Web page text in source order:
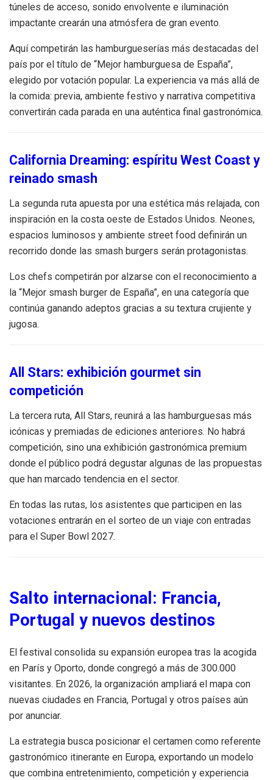
túneles de acceso, sonido envolvente e iluminación
impactante crearán una atmósfera de gran evento.
Aquí competirán las hamburgueserías más destacadas del
país por el título de “Mejor hamburguesa de España”,
elegido por votación popular. La experiencia va más allá de
la comida: previa, ambiente festivo y narrativa competitiva
convertirán cada parada en una auténtica final gastronómica.
California Dreaming: espíritu West Coast y
reinado smash
La segunda ruta apuesta por una estética más relajada, con
inspiración en la costa oeste de Estados Unidos. Neones,
espacios luminosos y ambiente street food definirán un
recorrido donde las smash burgers serán protagonistas.
Los chefs competirán por alzarse con el reconocimiento a
la “Mejor smash burger de España”, en una categoría que
continúa ganando adeptos gracias a su textura crujiente y
jugosa.
All Stars: exhibición gourmet sin
competición
La tercera ruta, All Stars, reunirá a las hamburguesas más
icónicas y premiadas de ediciones anteriores. No habrá
competición, sino una exhibición gastronómica premium
donde el público podrá degustar algunas de las propuestas
que han marcado tendencia en el sector.
En todas las rutas, los asistentes que participen en las
votaciones entrarán en el sorteo de un viaje con entradas
para el Super Bowl 2027.
Salto internacional: Francia,
Portugal y nuevos destinos
El festival consolida su expansión europea tras la acogida
en París y Oporto, donde congregó a más de 300.000
visitantes. En 2026, la organización ampliará el mapa con
nuevas ciudades en Francia, Portugal y otros países aún
por anunciar.
La estrategia busca posicionar el certamen como referente
gastronómico itinerante en Europa, exportando un modelo
que combina entretenimiento, competición y experiencia